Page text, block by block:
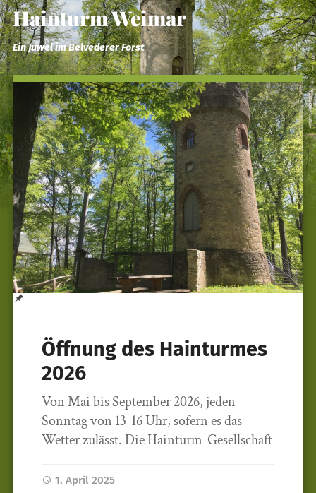
Hainturm Weimar
Ein Juwel im Belvederer Forst
Öffnung des Hainturmes
2026
Von Mai bis September 2026, jeden
Sonntag von 13-16 Uhr, sofern es das
Wetter zulässt. Die Hainturm-Gesellschaft
1. April 2025